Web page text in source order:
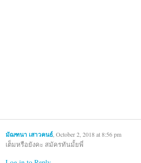
มัฌฑนา เสาวคนธ์, October 2, 2018 at 8:56 pm
เต็มหรือยังคะ สมัครทันมั้ยพี่